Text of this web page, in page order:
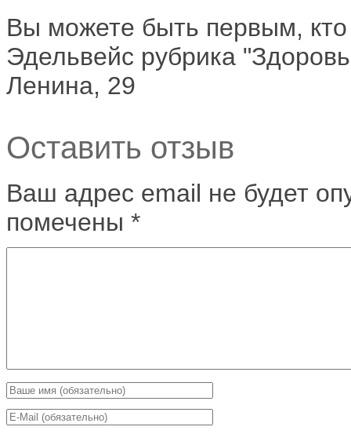
Вы можете быть первым,
Эдельвейс рубрика
Ленина, 29
Оставить отзыв
Ваш адрес email не будет
помечены *